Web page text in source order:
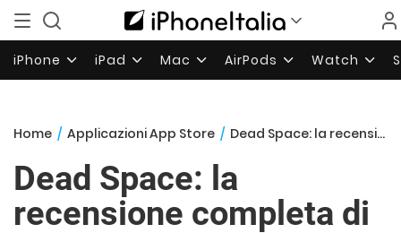
iPhone iPad Mac AirPods Watch
Home / Applicazioni App Store / Dead Space: la recensione completa di iPhoneitalia
Dead Space: la
recensione completa di